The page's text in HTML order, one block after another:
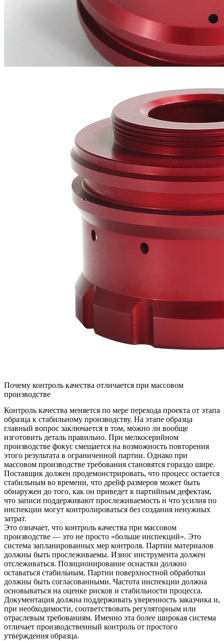
Почему контроль качества отличается при массовом
производстве
Контроль качества меняется по мере перехода проекта от этапа
образца к стабильному производству. На этапе образца
главный вопрос заключается в том, можно ли вообще
изготовить деталь правильно. При мелкосерийном
производстве фокус смещается на возможность повторения
этого результата в ограниченной партии. Однако при
массовом производстве требования становятся гораздо шире.
Поставщик должен продемонстрировать, что процесс остается
стабильным во времени, что дрейф размеров может быть
обнаружен до того, как он приведет к партийным дефектам,
что записи поддерживают прослеживаемость и что усилия по
инспекции могут контролироваться без создания ненужных
затрат.
Это означает, что контроль качества при массовом
производстве — это не просто «больше инспекций». Это
система запланированных мер контроля. Партии материалов
должны быть прослеживаемы. Износ инструмента должен
отслеживаться. Позиционирование оснастки должно
оставаться стабильным. Партии поверхностной обработки
должны быть согласованными. Частота инспекции должна
основываться на оценке рисков и стабильности процесса.
Документация должна поддерживать уверенность заказчика и,
при необходимости, соответствовать регуляторным или
отраслевым требованиям. Именно эта более широкая система
отличает производственный контроль от простого
утверждения образца.